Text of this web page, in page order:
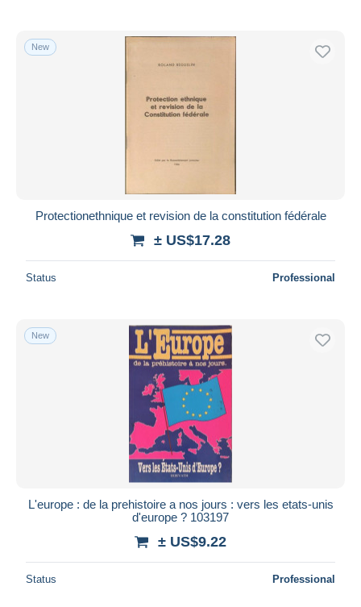
New
Protectionethnique et revision de la constitution fédérale
± US$17.28
Status Professional
New
L'europe : de la prehistoire a nos jours : vers les etats-unis
d'europe ? 103197
± US$9.22
Status Professional